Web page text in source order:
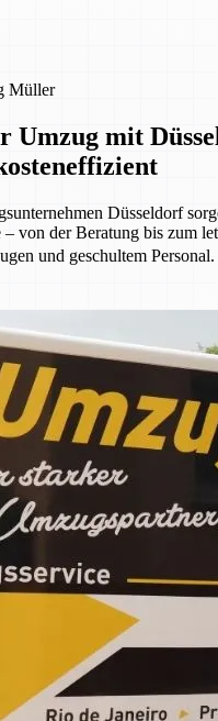
Müller
Umzug mit
Düsseldorf
von der Beratung bis zum
und geschultem